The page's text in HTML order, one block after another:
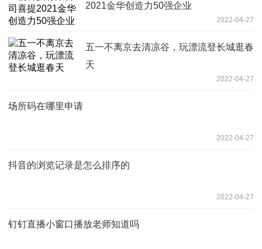
2021金华创造力50强企业
2022-04-27
五一不离京去清凉谷，玩漂流登长城逛春
天
2022-04-27
场所码在哪里申请
2022-04-27
抖音的浏览记录是怎么排序的
2022-04-27
钉钉直播小窗口播放老师知道吗